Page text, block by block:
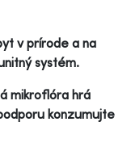
v prírode a na
systém.
mikroflóra hrá
konzumujte